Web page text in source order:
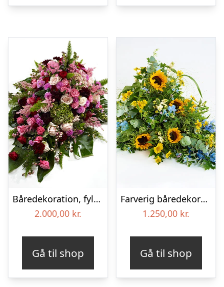
Båredekoration, fyldig – Blomster til begravelse
2.000,00 kr.
Gå til shop
Farverig båredekoration i gul og blå – Blomster til begravelse
1.250,00 kr.
Gå til shop